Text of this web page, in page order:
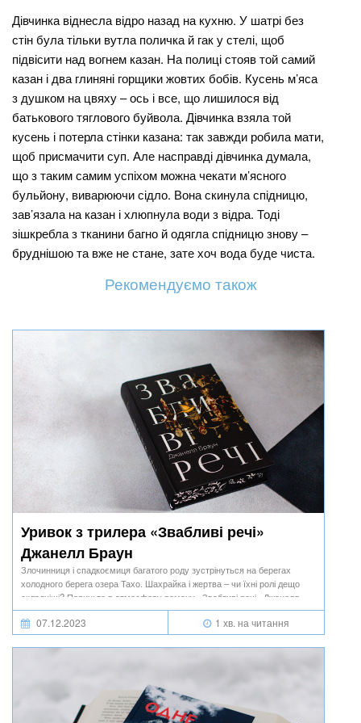
Дівчинка віднесла відро назад на кухню. У шатрі без
стін була тільки вутла поличка й гак у стелі, щоб
підвісити над вогнем казан. На полиці стояв той самий
казан і два глиняні горщики жовтих бобів. Кусень м’яса
з душком на цвяху – ось і все, що лишилося від
батькового тяглового буйвола. Дівчинка взяла той
кусень і потерла стінки казана: так завжди робила мати,
щоб присмачити суп. Але насправді дівчинка думала,
що з таким самим успіхом можна чекати м’ясного
бульйону, виварюючи сідло. Вона скинула спідницю,
зав’язала на казан і хлюпнула води з відра. Тоді
зішкребла з тканини багно й одягла спідницю знову –
бруднішою та вже не стане, зате хоч вода буде чиста.
Рекомендуємо також
Уривок з трилера «Звабливі речі»
Джанелл Браун
Злочинниця і спадкоємиця багатого роду зустрінуться на берегах
холодного берега озера Тахо. Шахрайка і жертва – чи їхні ролі дещо
складніші? Пориньте в атмосферу роману «Звабливі речі» Джанелл
Браун.
07.12.2023 1 хв. на читання